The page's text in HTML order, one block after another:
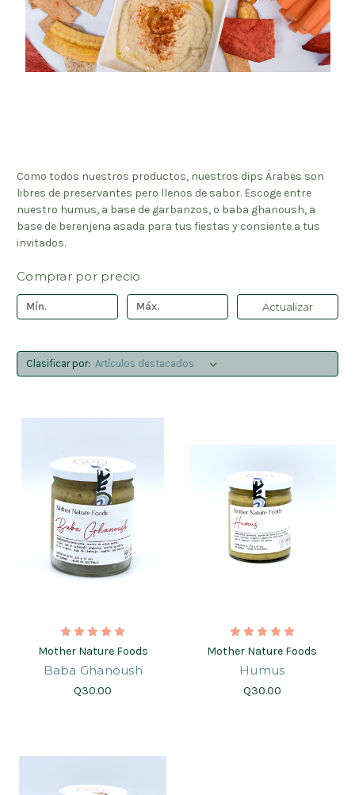
Como todos nuestros productos, nuestros dips Árabes son
libres de preservantes pero llenos de sabor. Escoge entre
nuestro humus, a base de garbanzos, o baba ghanoush, a
base de berenjena asada para tus fiestas y consiente a tus
invitados.
Comprar por precio
Actualizar
Clasificar por:
Mother Nature Foods
Baba Ghanoush
Q30.00
Mother Nature Foods
Humus
Q30.00